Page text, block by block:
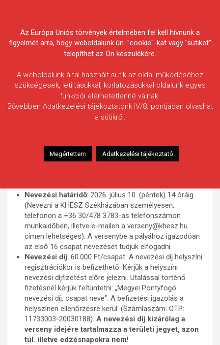
Egyesületek Szövetsége
Megyei Pontyfogó Bajnokság
Versenykiírás és szabályzat
Időpont: 2026. július 16-19. (csütörtök-vasárnap) (66
Nevezési határidő: 2026. július 10. (péntek) 14 óráig
(Nevezni a KHESZ Székházában személyesen,
telefonon a +36 30/478 3783-as telefonszámon
munkaidőben, illetve e-mailen a verseny@khesz.hu
címen lehetséges). A versenybe a pályához igazodóan
az első 16 csapat nevezését tudjuk elfogadni.
Nevezési díj: 60.000 Ft/csapat. A nevezési díj helyszíni
regisztrációkor is befizethető. Kérjük a helyszíni
nevezési díjfizetést előre jelezni. Utalással történő
fizetésnél kérjük feltüntetni: „Megyei Pontyfogó
nevezési díj, csapat neve”. A befizetési igazolás a
helyszínen ellenőrzésre kerül. (Számlaszám: OTP:
11733003-20030188). A nevezési díj kizárólag a
verseny idejére tartalmazza a területi jegyet, azon
túl. illetve edzésnapokra nem!
Az Európa Uniós törvények értelmében fel kell hívnunk a
figyelmét arra, hogy weboldalunk ún. "cookie"-kat vagy "sütiket"
telepíthet az Ön készülékére.
A weboldalunk által használt sütik az oldal működéséhez
szükségesek, letiltásukkal, korlátozásukkal oldalunk egyes
funkciói elérhetetlenné válnak.
Bővebben Adatkezelési tájékoztatónk IV/8. pontjában olvashat
a sütikről.
Megértettem Adatkezelési tájékoztató